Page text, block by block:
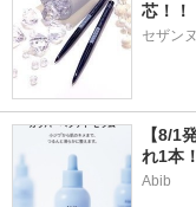
芯！！
セザンヌ
【8/1
れ1本
Abib